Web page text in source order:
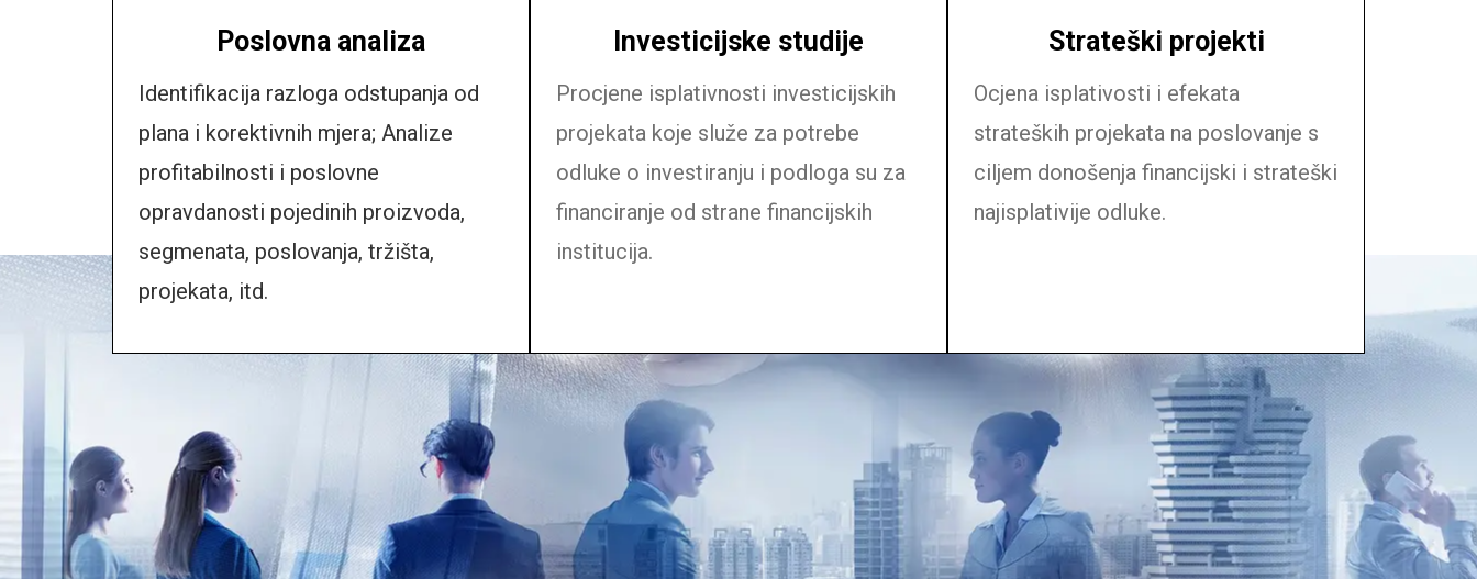
Poslovna analiza
Identifikacija razloga odstupanja od
plana i korektivnih mjera; Analize
profitabilnosti i poslovne
opravdanosti pojedinih proizvoda,
segmenata, poslovanja, tržišta,
projekata, itd.
Investicijske studije
Procjene isplativnosti investicijskih
projekata koje služe za potrebe
odluke o investiranju i podloga su za
financiranje od strane financijskih
institucija.
Strateški projekti
Ocjena isplativosti i efekata
strateških projekata na poslovanje s
ciljem donošenja financijski i strateški
najisplativije odluke.